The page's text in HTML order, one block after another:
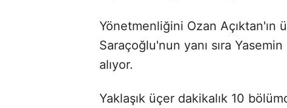
Yönetmenliğini Ozan
Saraçoğlu'nun yanı sıra
alıyor.
Yaklaşık üçer dakikalık 10